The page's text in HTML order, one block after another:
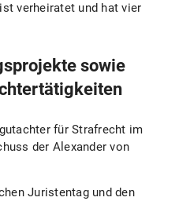
verheiratet und hat vier
sowie
für Strafrecht im
der Alexander von
Juristentag und den